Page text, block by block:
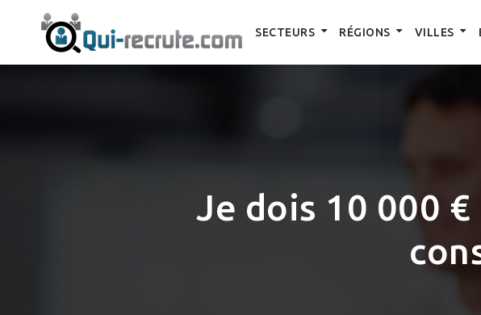
SECTEURS RÉGIONS VILLES
Je dois 10 000